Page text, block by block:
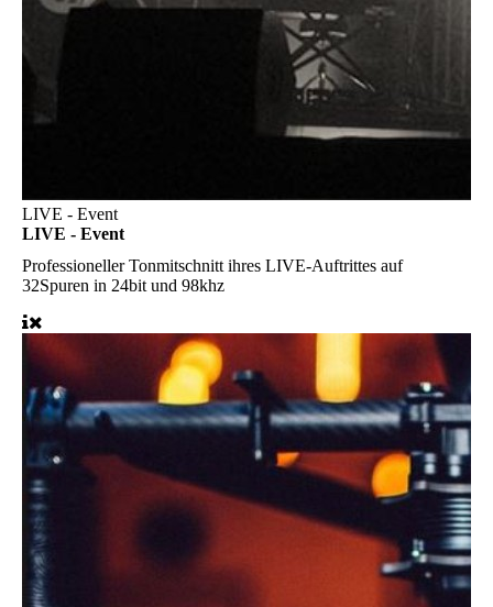
LIVE - Event
LIVE - Event
Professioneller Tonmitschnitt ihres LIVE-Auftrittes auf
32Spuren in 24bit und 98khz